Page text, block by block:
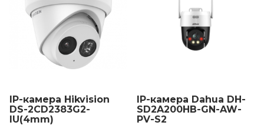
IP-камера Hikvision
DS-2CD2383G2-
IU(4mm)
IP-камера Dahua DH-
SD2A200HB-GN-AW-
PV-S2